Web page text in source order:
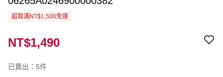
超取滿NT$1,500免運
NT$1,490
已賣出：5件